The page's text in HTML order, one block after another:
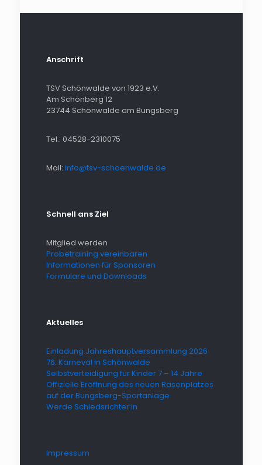
Anschrift
TSV Schönwalde von 1923 e.V.
Am Schönberg 12
23744 Schönwalde am Bungsberg
Tel.: 04528-2310075
Mail: info@tsv-schoenwalde.de
Schnell ans Ziel
Mitglied werden
Probetraining vereinbaren
Informationen für Sponsoren
Formulare und Downloads
Aktuelles
Einladung Jahreshauptversammlung 2026
76. Karneval in Schönwalde
Selbstverteidigung für Kinder 7 – 14 Jahre
Offizielle Eröffnung des neuen Rasenplatzes
auf der Bungsberg-Sportanlage
Werde Schiedsrichter:in
Impressum